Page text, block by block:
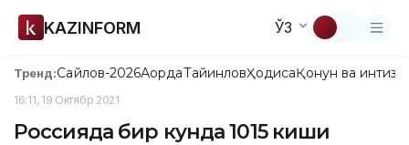
KAZINFORM ЎЗ
Тренд:Сайлов-2026АқордаТайинловҲодисаҚонун ва
16:11, 19 Октябр 2021
Россияда бир кунда 1015 киши